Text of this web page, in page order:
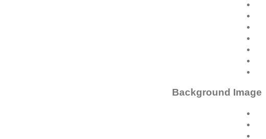
Background Image